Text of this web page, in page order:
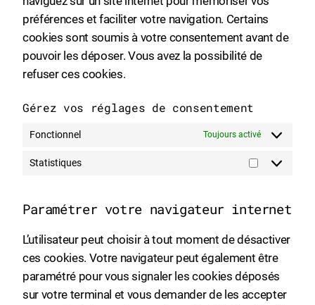
préférences et faciliter votre navigation. Certains
cookies sont soumis à votre consentement avant de
pouvoir les déposer. Vous avez la possibilité de
refuser ces cookies.
Gérez vos réglages de consentement
Fonctionnel Toujours activé
Statistiques
Paramétrer votre navigateur internet
L’utilisateur peut choisir à tout moment de désactiver
ces cookies. Votre navigateur peut également être
paramétré pour vous signaler les cookies déposés
sur votre terminal et vous demander de les accepter